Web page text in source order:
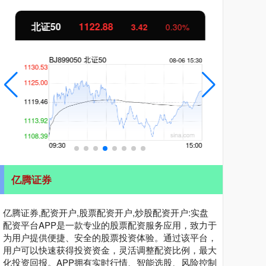
北证50 1122.88 3.42 0.30%
亿腾证券
亿腾证券,配资开户,股票配资开户,炒股配资开户:实盘
配资平台APP是一款专业的股票配资服务应用，致力于
为用户提供便捷、安全的股票投资体验。通过该平台，
用户可以快速获得投资资金，灵活调整配资比例，最大
化投资回报。APP拥有实时行情、智能选股、风险控制